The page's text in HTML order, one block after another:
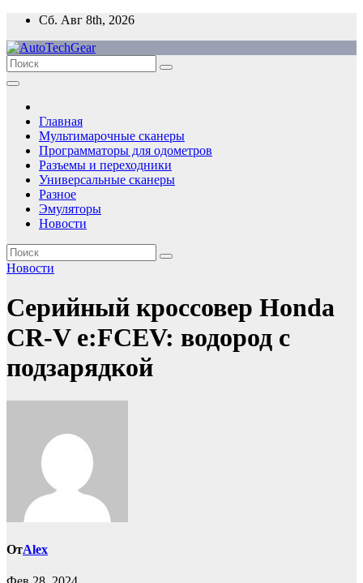
Перейти
содержимому
Сб. Авг 8th, 2026
Главная
Мультимарочные сканеры
Программаторы для одометров
Разъемы и переходники
Универсальные сканеры
Разное
Эмуляторы
Новости
Новости
Серийный кроссовер Honda
CR-V e:FCEV: водород с
подзарядкой
ОтAlex